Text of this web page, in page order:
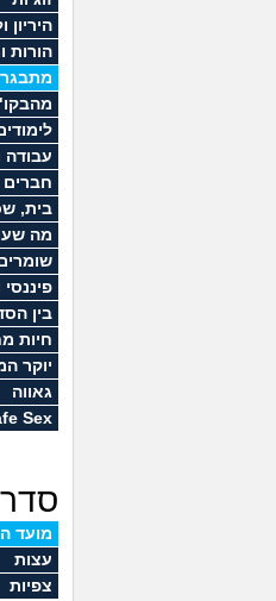
היריון
הורות
עבודה
חברים
בית,
מה
בין
חיות
יוקר
גאווה
Sex
מועד
עצות
צפיות